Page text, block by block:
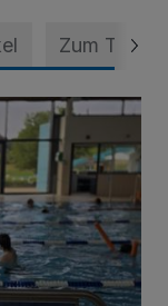
Zum Thema